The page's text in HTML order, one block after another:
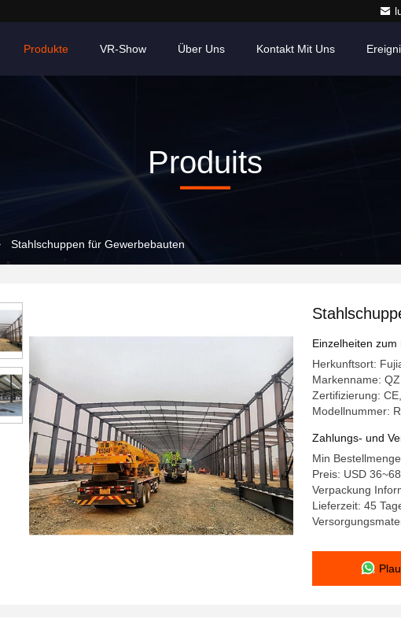
Produkte VR-Show Über Uns Kontakt Mit Uns
Produits
Stahlschuppen für Gewerbebauten
Einzelheiten zum
Herkunftsort:
Markenname:
Zertifizierung:
Modellnummer:
Zahlungs- und
Min
Preis: USD
Verpackung
Lieferzeit: 45